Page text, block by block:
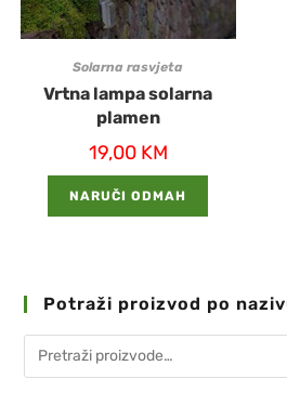
Solarna rasvjeta
Vrtna lampa solarna
plamen
19,00 KM
NARUČI ODMAH
Potraži proizvod po